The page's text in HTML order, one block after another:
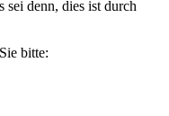
sei denn, dies ist durch
bitte: